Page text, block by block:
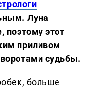
Луна
поэтому этот
приливом
судьбы.
больше